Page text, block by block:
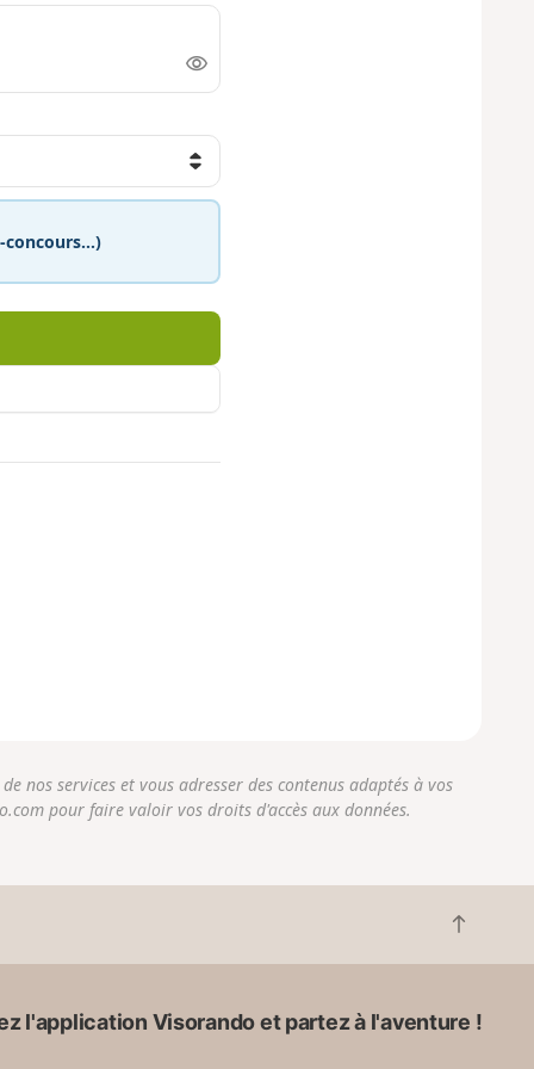
concours…)
nos services et vous adresser des contenus adaptés à vos
pour faire valoir vos droits d'accès aux données.
R
e
u
l'application Visorando et partez à l'aventure !